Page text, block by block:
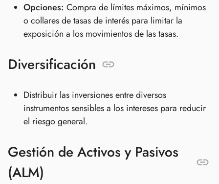
Opciones: Compra de límites máximos, mínimos
o collares de tasas de interés para limitar la
exposición a los movimientos de las tasas.
Diversificación
Distribuir las inversiones entre diversos
instrumentos sensibles a los intereses para reducir
el riesgo general.
Gestión de Activos y Pasivos
(ALM)